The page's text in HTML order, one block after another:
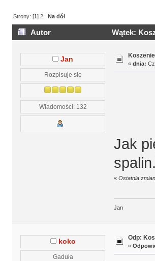
Strony: [1]2 Na dół
Autor Wątek:
Jan
Rozpisuje się
Wiadomości: 132
« dnia:
Jak
« Ostatnia
Jan
koko
Gaduła
Odp:
«